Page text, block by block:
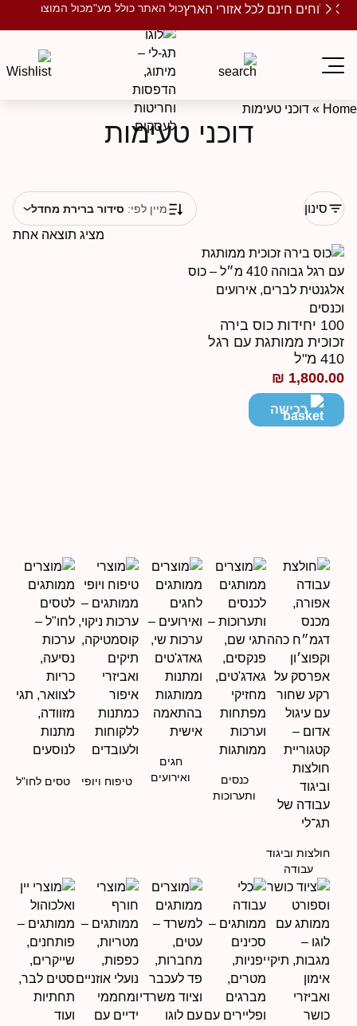
חינם לכל אזורי הארץכול האתר כולל מע"מכול המוצרים
»דוכני טעימות
דוכני טעימות
מציג תוצאה אחת
סינון מיין לפי:סידור ברירת מחדל
100 יחידות כוס בירה
ממותגת עם רגל
מ"ל
₪
רכישה
חולצות וביגוד
עבודה
כנסים
ותערוכות
חגים
ואירועים
טיפוח ויופי טסים לחו"ל